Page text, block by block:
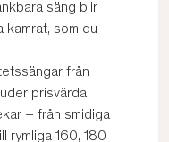
säng blir
som du
från
prisvärda
– från smidiga
rymliga 160, 180